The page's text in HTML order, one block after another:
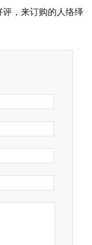
，来订购的人络绎